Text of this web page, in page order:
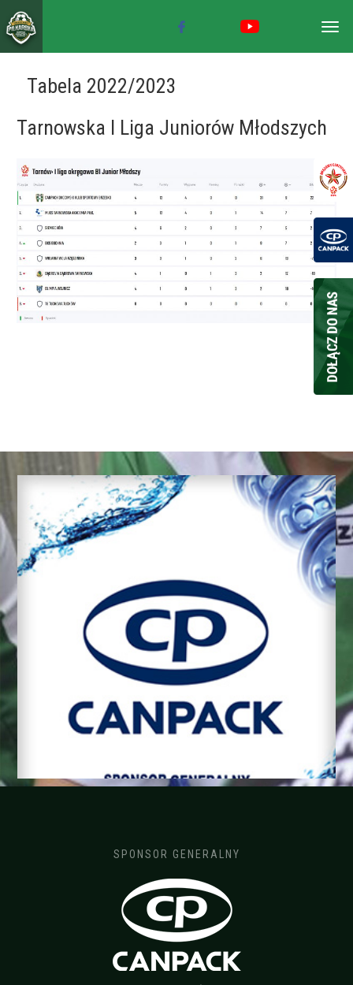
Tabela 2022/2023
Tarnowska I Liga Juniorów Młodszych
SPONSOR GENERALNY